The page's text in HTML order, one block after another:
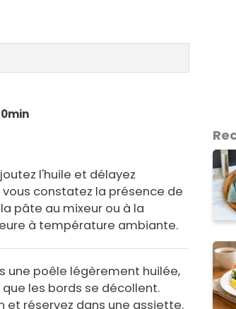
l'huile et délayez
constatez la présence de
pâte au mixeur ou à la
à température ambiante.
une poêle légèrement huilée,
les bords se décollent.
et réservez dans une assiette.